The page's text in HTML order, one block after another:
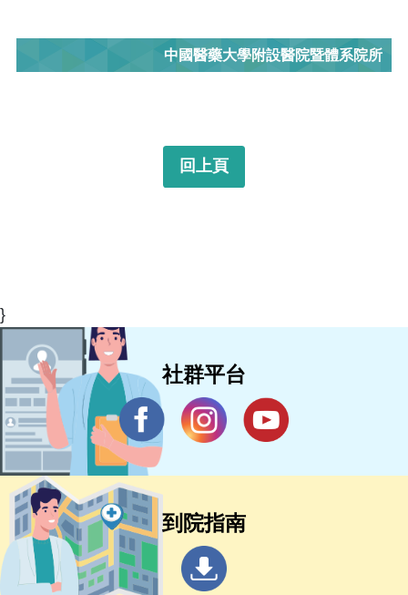
中國醫藥大學附設醫院暨體系院所
回上頁
}
社群平台
到院指南